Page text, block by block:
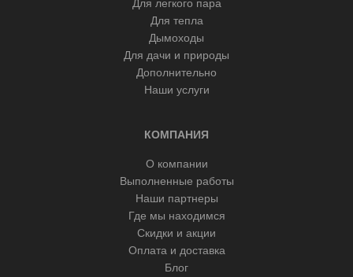
Для легкого пара
Для тепла
Дымоходы
Для дачи и природы
Дополнительно
Наши услуги
КОМПАНИЯ
О компании
Выполненные работы
Наши партнеры
Где мы находимся
Скидки и акции
Оплата и доставка
Блог